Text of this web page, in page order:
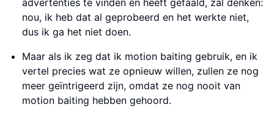
advertenties te vinden en heeft gefaald, zal denken:
nou, ik heb dat al geprobeerd en het werkte niet,
dus ik ga het niet doen.
Maar als ik zeg dat ik motion baiting gebruik, en ik
vertel precies wat ze opnieuw willen, zullen ze nog
meer geïntrigeerd zijn, omdat ze nog nooit van
motion baiting hebben gehoord.